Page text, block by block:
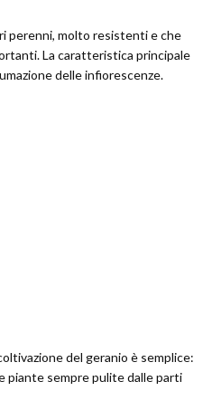
perenni, molto resistenti e che
La caratteristica principale
delle infiorescenze.
del geranio è semplice:
piante sempre pulite dalle parti